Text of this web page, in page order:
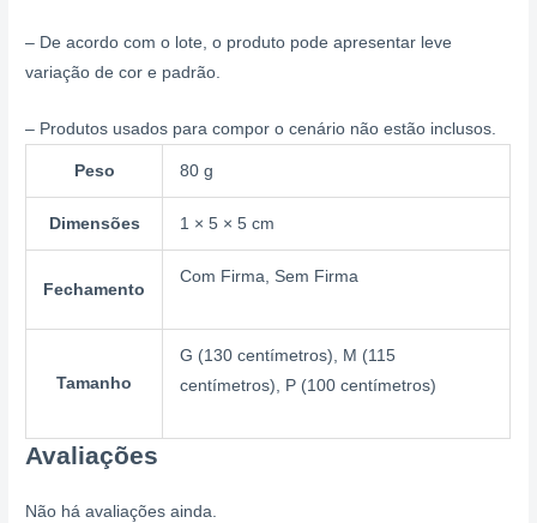
– De acordo com o lote, o produto pode apresentar leve
variação de cor e padrão.
– Produtos usados para compor o cenário não estão inclusos.
Peso 80 g
Dimensões 1 × 5 × 5 cm
Fechamento
Com Firma, Sem Firma
Tamanho
G (130 centímetros), M (115
centímetros), P (100 centímetros)
Avaliações
Não há avaliações ainda.